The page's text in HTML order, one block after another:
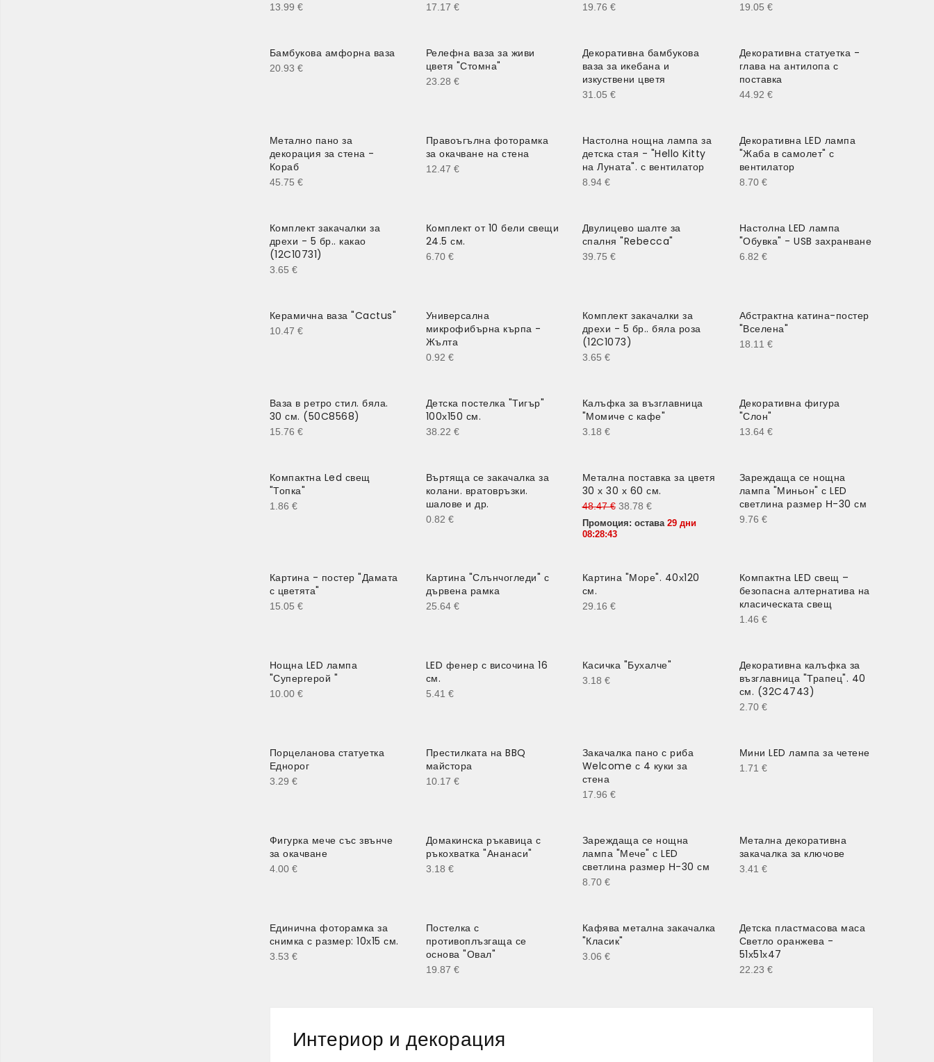
13.99 € 17.17 € 19.76 € 19.05 €
Бамбукова амфорна ваза
20.93 €
Релефна ваза за живи
цветя "Стомна"
23.28 €
Декоративна бамбукова
ваза за икебана и
изкуствени цветя
31.05 €
Декоративна статуетка -
глава на антилопа с
поставка
44.92 €
Метално пано за
декорация за стена -
Кораб
45.75 €
Правоъгълна фоторамка
за окачване на стена
12.47 €
Настолна нощна лампа за
детска стая - "Hello Kitty
на Луната". с вентилатор
8.94 €
Декоративна LED лампа
"Жаба в самолет" с
вентилатор
8.70 €
Комплект закачалки за
дрехи - 5 бр.. какао
(12C10731)
3.65 €
Комплект от 10 бели свещи
24.5 см.
6.70 €
Двулицево шалте за
спалня "Rebecca"
39.75 €
Настолна LED лампа
"Обувка" - USB захранване
6.82 €
Керамична ваза "Cactus"
10.47 €
Универсална
микрофибърна кърпа -
Жълта
0.92 €
Комплект закачалки за
дрехи - 5 бр.. бяла роза
(12C1073)
3.65 €
Абстрактна катина-постер
"Вселена"
18.11 €
Ваза в ретро стил. бяла.
30 см. (50C8568)
15.76 €
Детска постелка "Тигър"
100х150 см.
38.22 €
Калъфка за възглавница
"Момиче с кафе"
3.18 €
Декоративна фигура
"Слон"
13.64 €
Компактна Led свещ
"Топка"
1.86 €
Въртяща се закачалка за
колани. вратовръзки.
шалове и др.
0.82 €
-20%
Метална поставка за цветя
30 х 30 х 60 см.
48.47€ 38.78 €
Промоция: остава 29 дни
08:28:42
Зареждаща се нощна
лампа "Миньон" с LED
светлина размер Н-30 см
9.76 €
Картина - постер "Дамата
с цветята"
15.05 €
Картина "Слънчогледи" с
дървена рамка
25.64 €
Картина "Море". 40х120
см.
29.16 €
Компактна LED свещ –
безопасна алтернатива на
класическата свещ
1.46 €
Нощна LED лампа
"Супергерой "
10.00 €
LED фенер с височина 16
см.
5.41 €
Касичка "Бухалче"
3.18 €
Декоративна калъфка за
възглавница "Трапец". 40
см. (32C4743)
2.70 €
Порцеланова статуетка
Еднорог
3.29 €
Престилката на BBQ
майстора
10.17 €
Закачалка пано с риба
Welcome с 4 куки за
стена
17.96 €
Мини LED лампа за четене
1.71 €
Фигурка мече със звънче
за окачване
4.00 €
Домакинска ръкавица с
ръкохватка "Ананаси"
3.18 €
Зареждаща се нощна
лампа "Мече" с LED
светлина размер Н-30 см
8.70 €
Метална декоративна
закачалка за ключове
3.41 €
Единична фоторамка за
снимка с размер: 10х15 см.
3.53 €
Постелка с
противоплъзгаща се
основа "Овал"
19.87 €
Кафява метална закачалка
"Класик"
3.06 €
Детска пластмасова маса
Светло оранжева -
51х51х47
22.23 €
Интериор и декорация